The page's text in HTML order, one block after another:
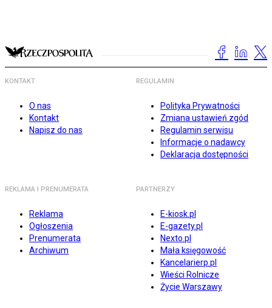
KONTAKT
O nas
Kontakt
Napisz do nas
REGULAMIN
Polityka Prywatności
Zmiana ustawień zgód
Regulamin serwisu
Informacje o nadawcy
Deklaracja dostępności
REKLAMA I PRENUMERATA
Reklama
Ogłoszenia
Prenumerata
Archiwum
PARTNERZY
E-kiosk.pl
E-gazety.pl
Nexto.pl
Mała księgowość
Kancelarierp.pl
Wieści Rolnicze
Życie Warszawy